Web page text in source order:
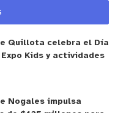
Quillota celebra el Día
Kids y actividades
Nogales impulsa